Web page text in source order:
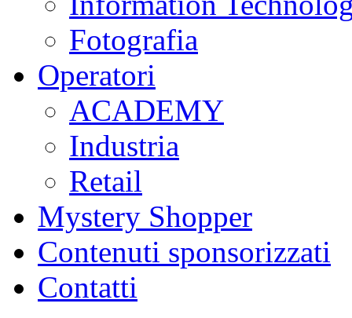
Fotografia
Operatori
ACADEMY
Industria
Retail
Mystery Shopper
Contenuti sponsorizzati
Contatti